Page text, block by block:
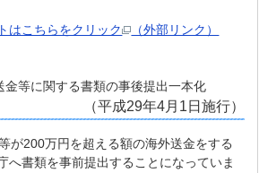
はこちらをクリック （外部リンク）
金等に関する書類の事後提出一本化
（平成29年4月1日施行）
が200万円を超える額の海外送金をする
へ書類を事前提出することになっていま